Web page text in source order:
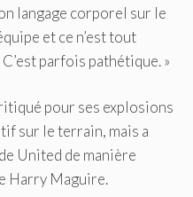
langage corporel sur le
et ce n’est tout
parfois pathétique. »
pour ses explosions
sur le terrain, mais a
United de manière
Harry Maguire.